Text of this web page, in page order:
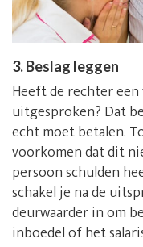
3. Beslag leggen
Heeft de rechter
uitgesproken? Dat
echt moet betalen.
voorkomen dat dit
persoon schulden
schakel je na de
deurwaarder in om
inboedel of het